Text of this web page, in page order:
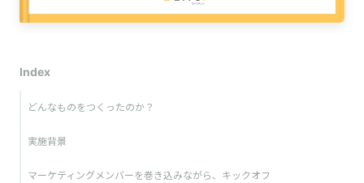
Index
どんなものをつくったのか？
実施背景
マーケティングメンバーを巻き込みながら、キックオフ